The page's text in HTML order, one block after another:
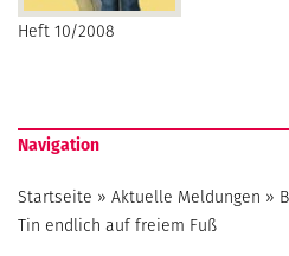
Heft 10/2008
Navigation
Startseite » Aktuelle Meldungen »
Tin endlich auf freiem Fuß